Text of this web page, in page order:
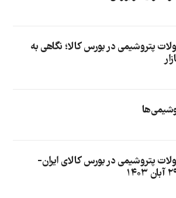
پتروشیمی در بورس کالا؛ نگاهی به
پتروشیمی در بورس کالای ایران-